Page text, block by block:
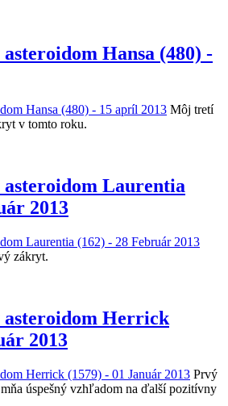
Hansa (480) -
Môj tretí
v tomto roku.
Laurentia
2013
zákryt.
Herrick
2013
Prvý
úspešný vzhľadom na ďalší pozitívny